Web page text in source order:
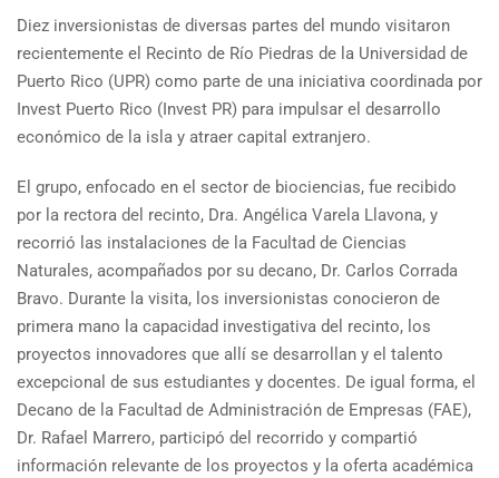
Diez inversionistas de diversas partes del mundo visitaron
recientemente el Recinto de Río Piedras de la Universidad de
Puerto Rico (UPR) como parte de una iniciativa coordinada por
Invest Puerto Rico (Invest PR) para impulsar el desarrollo
económico de la isla y atraer capital extranjero.
El grupo, enfocado en el sector de biociencias, fue recibido
por la rectora del recinto, Dra. Angélica Varela Llavona, y
recorrió las instalaciones de la Facultad de Ciencias
Naturales, acompañados por su decano, Dr. Carlos Corrada
Bravo. Durante la visita, los inversionistas conocieron de
primera mano la capacidad investigativa del recinto, los
proyectos innovadores que allí se desarrollan y el talento
excepcional de sus estudiantes y docentes. De igual forma, el
Decano de la Facultad de Administración de Empresas (FAE),
Dr. Rafael Marrero, participó del recorrido y compartió
información relevante de los proyectos y la oferta académica